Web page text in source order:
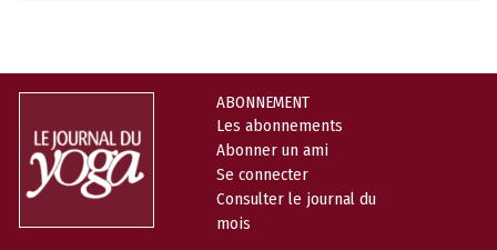
ABONNEMENT
Les abonnements
Abonner un ami
Se connecter
Consulter le journal du
mois